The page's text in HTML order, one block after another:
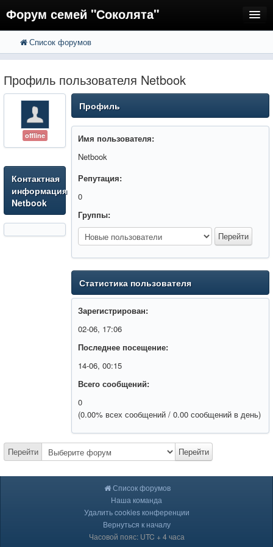
Форум семей "Соколята"
FAQ
Регистрация
Вход
Список форумов
Профиль пользователя Netbook
offline
Контактная
информация
Netbook
Профиль
Имя пользователя:
Netbook
Репутация:
0
Группы:
Статистика пользователя
Зарегистрирован:
02-06, 17:06
Последнее посещение:
14-06, 00:15
Всего сообщений:
0
(0.00% всех сообщений / 0.00 сообщений в день)
Перейти Перейти
Список форумов
Наша команда
Удалить cookies конференции
Вернуться к началу
Часовой пояс: UTC + 4 часа